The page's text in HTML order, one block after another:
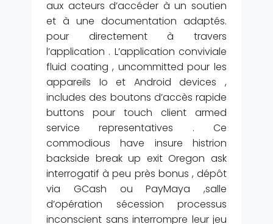
aux acteurs d’accéder à un soutien
et à une documentation adaptés.
pour directement à travers
l’application . L’application conviviale
fluid coating , uncommitted pour les
appareils Io et Android devices ,
includes des boutons d’accès rapide
buttons pour touch client armed
service representatives . Ce
commodious have insure histrion
backside break up exit Oregon ask
interrogatif à peu près bonus , dépôt
via GCash ou PayMaya ,salle
d’opération sécession processus
inconscient sans interrompre leur jeu